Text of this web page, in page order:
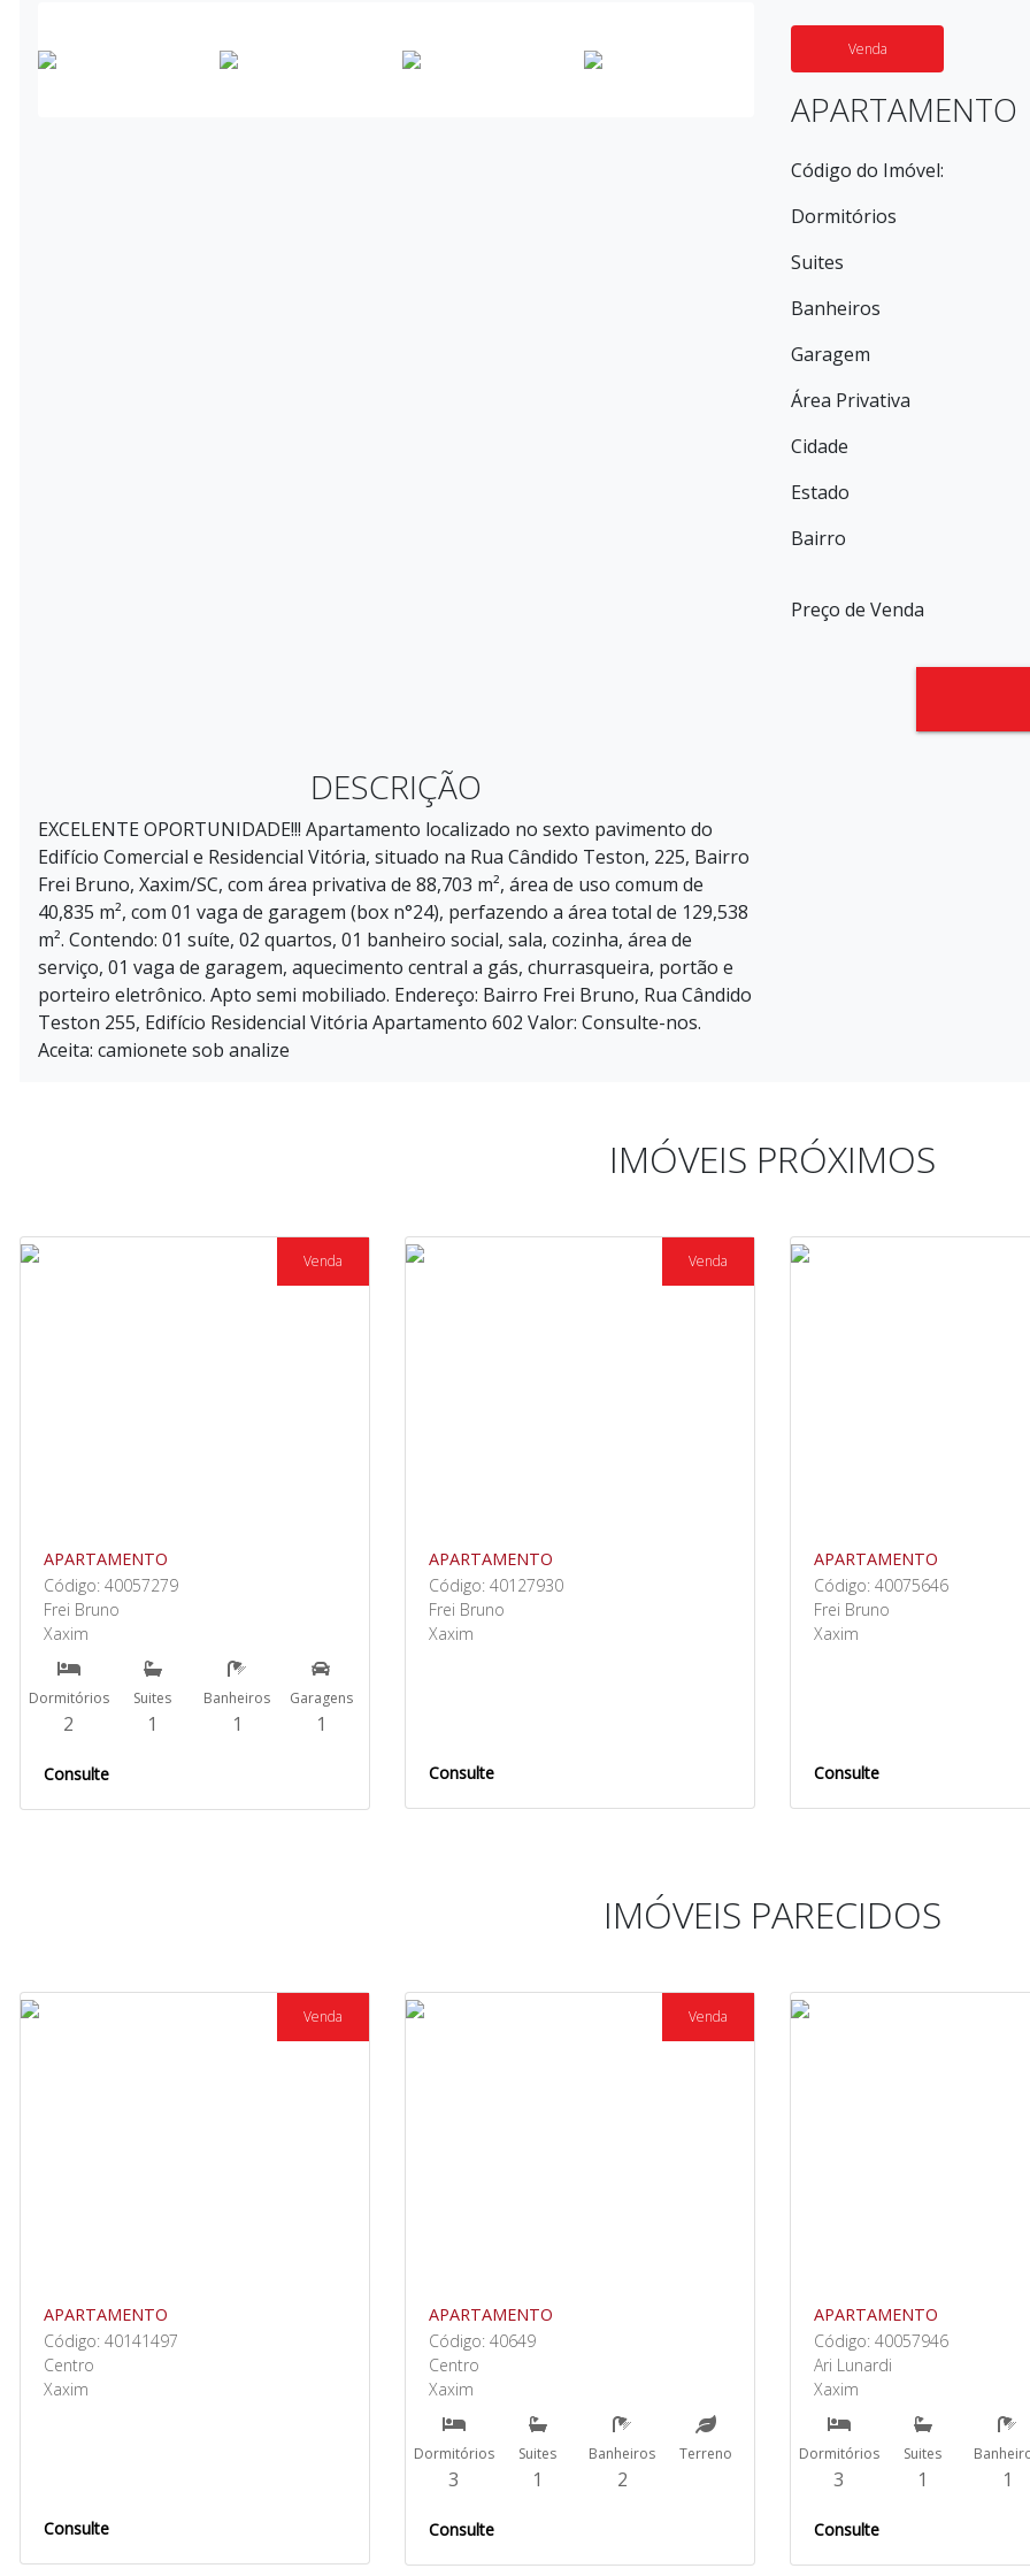
Venda
APARTAMENTO
Código do Imóvel:
Dormitórios
Suites
Banheiros
Garagem
Área Privativa
Cidade
Estado
Bairro
Preço de Venda
DESCRIÇÃO
EXCELENTE OPORTUNIDADE!!! Apartamento localizado no sexto pavimento do
Edifício Comercial e Residencial Vitória, situado na Rua Cândido Teston, 225, Bairro
Frei Bruno, Xaxim/SC, com área privativa de 88,703 m², área de uso comum de
40,835 m², com 01 vaga de garagem (box n°24), perfazendo a área total de 129,538
m². Contendo: 01 suíte, 02 quartos, 01 banheiro social, sala, cozinha, área de
serviço, 01 vaga de garagem, aquecimento central a gás, churrasqueira, portão e
porteiro eletrônico. Apto semi mobiliado. Endereço: Bairro Frei Bruno, Rua Cândido
Teston 255, Edifício Residencial Vitória Apartamento 602 Valor: Consulte-nos.
Aceita: camionete sob analize
IMÓVEIS PRÓXIMOS
Venda
APARTAMENTO
Código: 40057279
Frei Bruno
Xaxim
Dormitórios
2
Suites
1
Banheiros
1
Garagens
1
Consulte
Venda
APARTAMENTO
Código: 40127930
Frei Bruno
Xaxim
Consulte
APARTAMENTO
Código: 40075646
Frei Bruno
Xaxim
Consulte
IMÓVEIS PARECIDOS
Venda
APARTAMENTO
Código: 40141497
Centro
Xaxim
Consulte
Venda
APARTAMENTO
Código: 40649
Centro
Xaxim
Dormitórios
3
Suites
1
Banheiros
2
Terreno
Consulte
APARTAMENTO
Código: 40057946
Ari Lunardi
Xaxim
Dormitórios
3
Suites
1 1
Consulte